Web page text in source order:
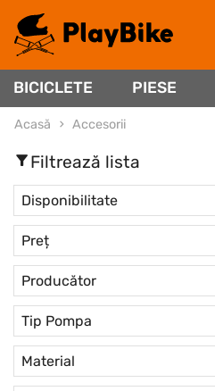
BICICLETE PIESE
Acasă Accesorii
Filtrează lista
Disponibilitate
Preț
Producător
Tip Pompa
Material